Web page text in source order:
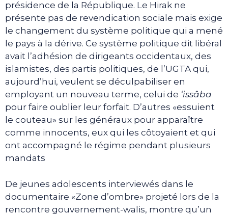
présidence de la République. Le Hirak ne
présente pas de revendication sociale mais exige
le changement du système politique qui a mené
le pays à la dérive. Ce système politique dit libéral
avait l’adhésion de dirigeants occidentaux, des
islamistes, des partis politiques, de l’UGTA qui,
aujourd’hui, veulent se déculpabiliser en
employant un nouveau terme, celui de ‘issâba
pour faire oublier leur forfait. D’autres «essuient
le couteau» sur les généraux pour apparaître
comme innocents, eux qui les côtoyaient et qui
ont accompagné le régime pendant plusieurs
mandats
De jeunes adolescents interviewés dans le
documentaire «Zone d’ombre» projeté lors de la
rencontre gouvernement-walis, montre qu’un